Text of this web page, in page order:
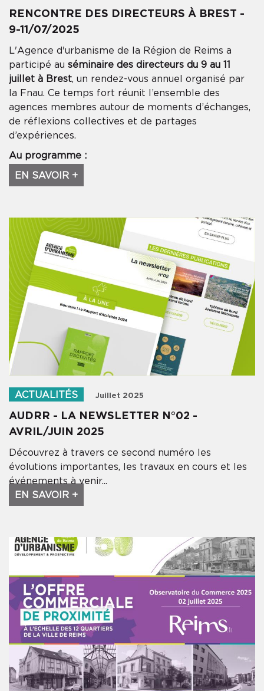
RENCONTRE DES DIRECTEURS À BREST -
9-11/07/2025
L'Agence d'urbanisme de la Région de Reims a
participé au séminaire des directeurs du 9 au 11
juillet à Brest, un rendez-vous annuel organisé par
la Fnau. Ce temps fort réunit l’ensemble des
agences membres autour de moments d’échanges,
de réflexions collectives et de partages
d’expériences.
Au programme :
EN SAVOIR +
ACTUALITÉS Juillet 2025
AUDRR - LA NEWSLETTER N°02 -
AVRIL/JUIN 2025
Découvrez à travers ce second numéro les
évolutions importantes, les travaux en cours et les
événements à venir...
EN SAVOIR +
INSCRIVEZ-VOUS À
NOTRE NEWSLETTER
Pour ne rien manquer des informations
de l'Audrr
Votre adresse email
Soumettre